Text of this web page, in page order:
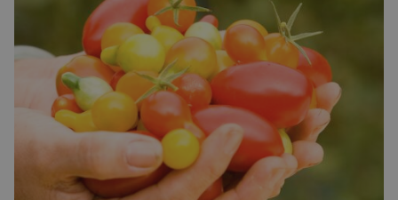
mysleli. Vědci z Biologického centra Akademie
věd ČR sledovali pohyb candátů v jihočeské
nádrži Římov […]